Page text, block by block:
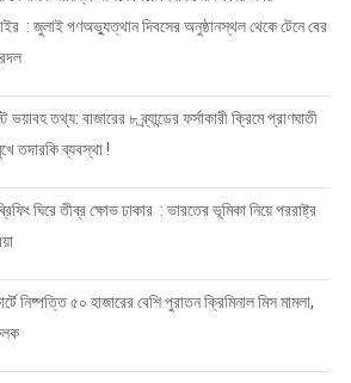
: জুলাই গণঅভ্যুত্থান দিবসের অনুষ্ঠানস্থল থেকে টেনে বের
তথ্য: বাজারের ৮ ব্র্যান্ডের ফর্সাকারী ক্রিমে প্রাণঘাতী
তদারকি ব্যবস্থা !
ঘিরে তীব্র ক্ষোভ ঢাকার : ভারতের ভূমিকা নিয়ে পররাষ্ট্র
নিষ্পত্তি ৫০ হাজারের বেশি পুরাতন ক্রিমিনাল মিস মামলা,